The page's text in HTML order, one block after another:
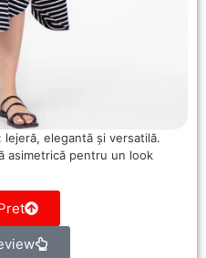
lejeră, elegantă și versatilă.
asimetrică pentru un look